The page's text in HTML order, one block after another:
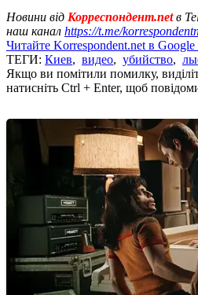
Новини від Корреспондент.netв
наш канал https://t.me/
Читайте Korrespondent.net в
ТЕГИ: Киев, видео, убийство,
Якщо ви помітили помилку,
натисніть Ctrl + Enter, щоб